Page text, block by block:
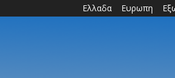
Ελλαδα Ευρωπη